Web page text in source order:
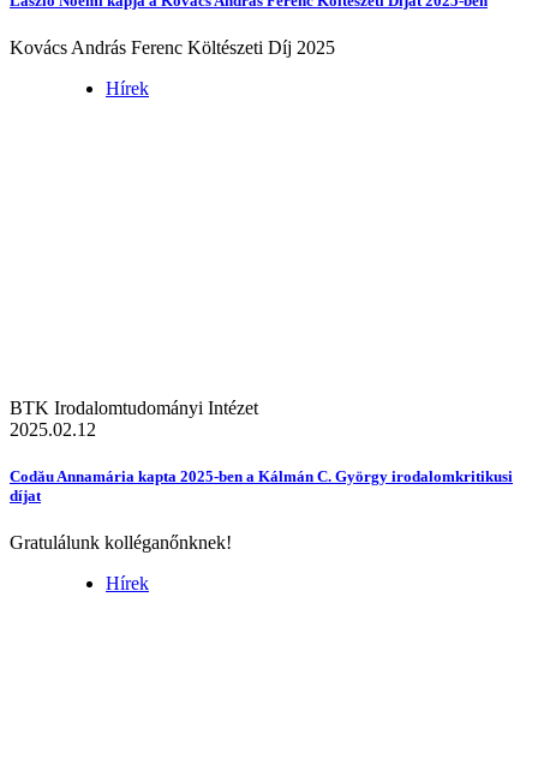
Kovács András Ferenc Költészeti Díj 2025
Hírek
BTK Irodalomtudományi Intézet
2025.02.12
Codău Annamária kapta 2025-ben a Kálmán C. György irodalomkritikusi
díjat
Gratulálunk kolléganőnknek!
Hírek